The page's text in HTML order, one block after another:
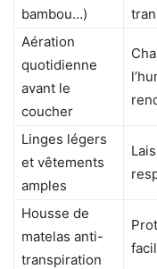
bambou…)
Aération
quotidienne
avant le
coucher
Linges légers
et vêtements
amples
Housse de
matelas anti-
transpiration